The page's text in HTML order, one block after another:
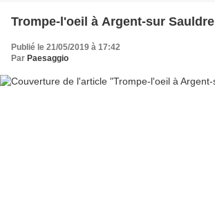
Trompe-l'oeil à Argent-sur Sauldre
Publié le 21/05/2019 à 17:42
Par Paesaggio